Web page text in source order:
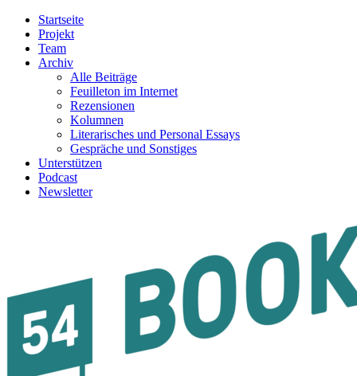
Startseite
Projekt
Team
Archiv
Alle Beiträge
Feuilleton im Internet
Rezensionen
Kolumnen
Literarisches und Personal Essays
Gespräche und Sonstiges
Unterstützen
Podcast
Newsletter